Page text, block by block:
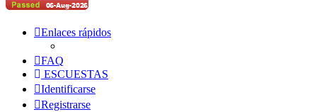
Enlaces rápidos
FAQ
ESCUESTAS
Identificarse
Registrarse